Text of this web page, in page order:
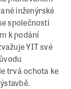
inženýrské
společností
k podání
YIT své
trvá ochota ke